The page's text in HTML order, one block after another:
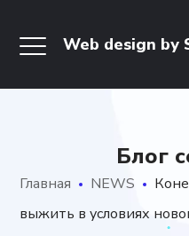
Блог
Главная NEWS
выжить в условиях